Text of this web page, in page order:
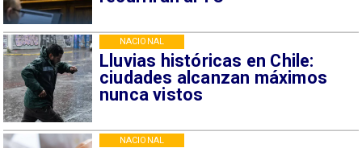
Lluvias históricas en Chile:
ciudades alcanzan máximos
nunca vistos
NACIONAL
NACIONAL